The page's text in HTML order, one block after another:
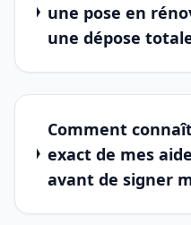
une pose en
une dépose
Comment
exact de mes
avant de signer